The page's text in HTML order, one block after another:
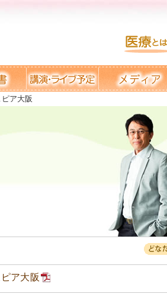
ピア大阪
ア大阪